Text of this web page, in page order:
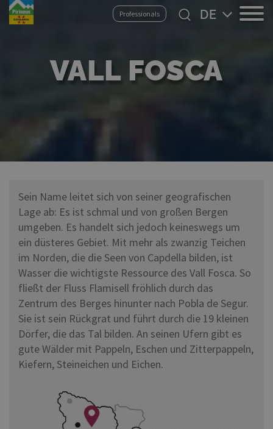
Direkt
zum
Professionals
Select
your
VALL FOSCA
Sein Name leitet sich von seiner geografischen
Lage ab: Es ist schmal und von großen Bergen
umgeben. Es handelt sich jedoch keineswegs um
ein düsteres Gebiet. Mit mehr als zwanzig Teichen
im Norden, die die Seen von Capdella bilden, ist
Wasser die wichtigste Ressource des Vall Fosca. So
fließt der Fluss Flamisell fröhlich durch das
Zentrum des Berges hinunter nach Pobla de Segur.
Sie ist sein Rückgrat und führt durch die 19 kleinen
Dörfer, die das Tal bilden. An seinen Ufern gibt es
gute Wälder mit Pappeln, Eschen und Zitterpappeln,
Kiefern, Steineichen und Eichen.